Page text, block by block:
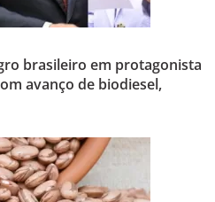
brasileiro em protagonista
avanço de biodiesel,